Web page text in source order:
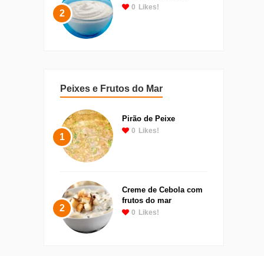
2
0 Likes!
Peixes e Frutos do Mar
1
Pirão de Peixe
0 Likes!
2
Creme de Cebola com
frutos do mar
0 Likes!